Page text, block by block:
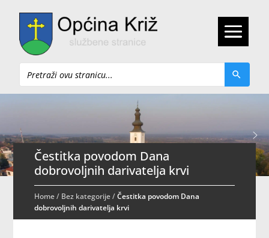
Pretraži
Čestitka povodom Dana
dobrovoljnih darivatelja krvi
Home/ Bez kategorije/Čestitka povodom Dana
dobrovoljnih darivatelja krvi